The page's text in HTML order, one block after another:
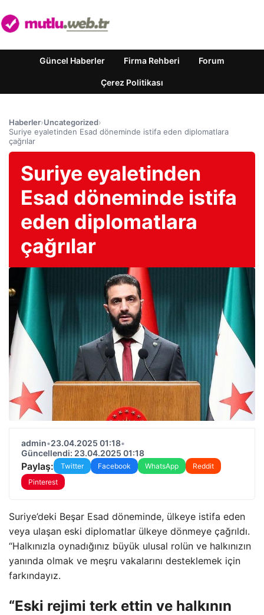
Güncel Haberler Firma Rehberi Forum
Çerez Politikası
Haberler›Uncategorized›
Suriye eyaletinden Esad döneminde istifa eden diplomatlara
çağrılar
Suriye eyaletinden
Esad döneminde istifa
eden diplomatlara
çağrılar
admin•23.04.2025 01:18•
Güncellendi: 23.04.2025 01:18
Paylaş: Twitter Facebook WhatsApp
Reddit
Pinterest
Suriye’deki Beşar Esad döneminde, ülkeye istifa eden
veya ulaşan eski diplomatlar ülkeye dönmeye çağrıldı.
“Halkınızla oynadığınız büyük ulusal rolün ve halkınızın
yanında olmak ve meşru vakalarını desteklemek için
farkındayız.
“Eski rejimi terk ettin ve halkının